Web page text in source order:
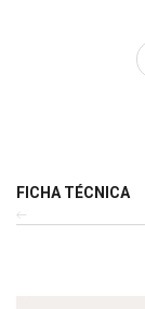
FICHA TÉCNICA